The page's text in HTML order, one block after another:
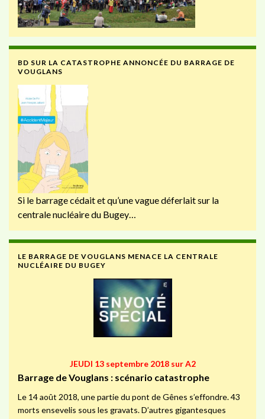
BD SUR LA CATASTROPHE ANNONCÉE DU BARRAGE DE
VOUGLANS
Si le barrage cédait et qu’une vague déferlait sur la
centrale nucléaire du Bugey…
LE BARRAGE DE VOUGLANS MENACE LA CENTRALE
NUCLÉAIRE DU BUGEY
JEUDI 13 septembre 2018 sur A2
Barrage de Vouglans : scénario catastrophe
Le 14 août 2018, une partie du pont de Gênes s’effondre. 43
morts ensevelis sous les gravats. D’autres gigantesques